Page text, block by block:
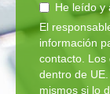
He leído
El
información
contacto. Los
dentro de
mismos si lo